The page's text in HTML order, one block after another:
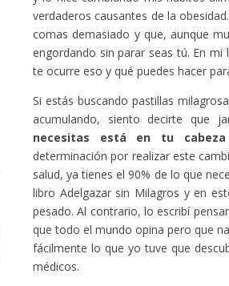
verdaderos causantes de la
comas demasiado y que, aunque
engordando sin parar seas tú. En
te ocurre eso y qué puedes hacer
Si estás buscando pastillas
acumulando, siento decirte que
necesitas está en tu
determinación por realizar este
salud, ya tienes el 90% de lo que
libro Adelgazar sin Milagros y en
pesado. Al contrario, lo escribí
que todo el mundo opina pero que
fácilmente lo que yo tuve que
médicos.